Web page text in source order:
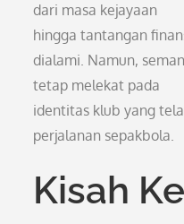
dari masa kejayaan
hingga tantangan
dialami. Namun,
tetap melekat pada
identitas klub yang
perjalanan sepakbola.
Kisah